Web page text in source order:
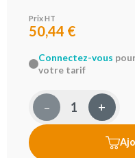
Prix HT
50,44 €
Connectez-vous
votre tarif
– +